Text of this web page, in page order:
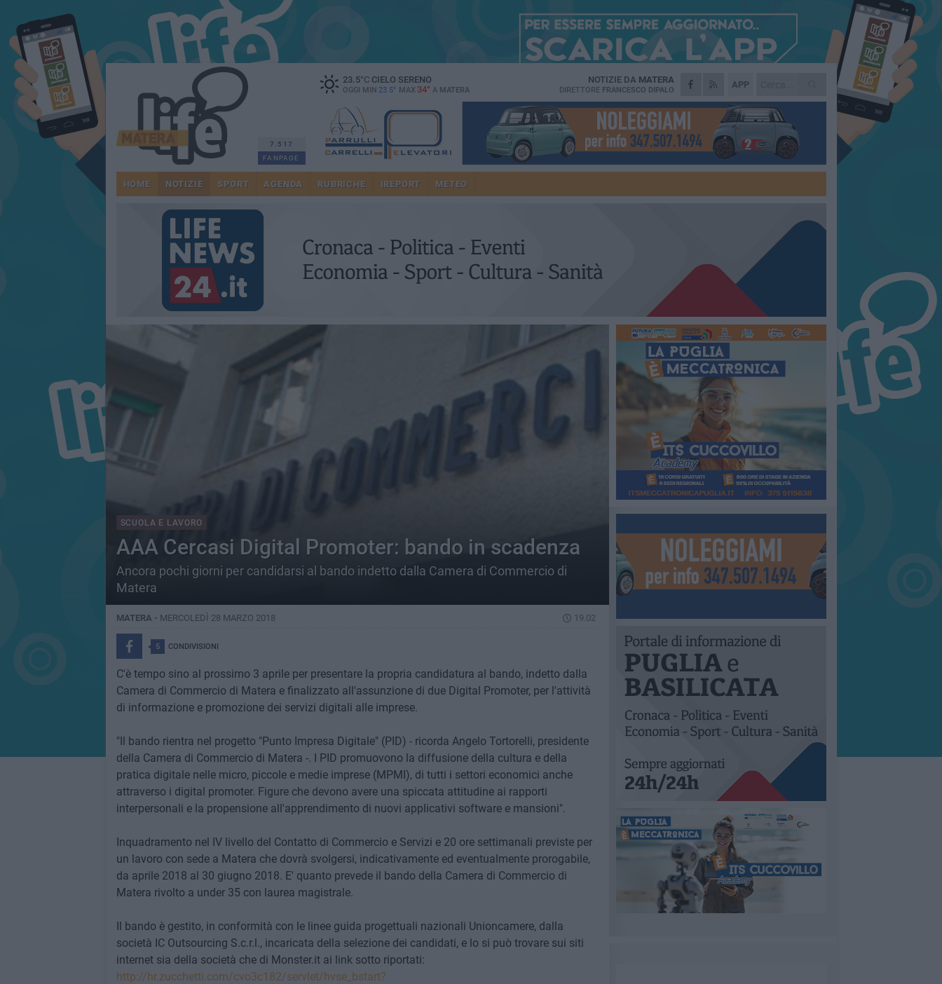
7.517
FANPAGE
23.5°CCIELO SERENO
OGGI MIN 23.5° MAX 34° A MATERA
APP
NOTIZIE DA MATERA
DIRETTORE FRANCESCO DIPALO
HOME NOTIZIE SPORT AGENDA RUBRICHE IREPORT METEO
SCUOLA E LAVORO
AAA Cercasi Digital Promoter: bando in scadenza
Ancora pochi giorni per candidarsi al bando indetto dalla Camera di Commercio di
Matera
MATERA - MERCOLEDÌ 28 MARZO 2018 19.02
5 CONDIVISIONI
C'è tempo sino al prossimo 3 aprile per presentare la propria candidatura al bando, indetto dalla
Camera di Commercio di Matera e finalizzato all'assunzione di due Digital Promoter, per l'attività
di informazione e promozione dei servizi digitali alle imprese.
"Il bando rientra nel progetto "Punto Impresa Digitale" (PID) - ricorda Angelo Tortorelli, presidente
della Camera di Commercio di Matera -. I PID promuovono la diffusione della cultura e della
pratica digitale nelle micro, piccole e medie imprese (MPMI), di tutti i settori economici anche
attraverso i digital promoter. Figure che devono avere una spiccata attitudine ai rapporti
interpersonali e la propensione all'apprendimento di nuovi applicativi software e mansioni".
Inquadramento nel IV livello del Contatto di Commercio e Servizi e 20 ore settimanali previste per
un lavoro con sede a Matera che dovrà svolgersi, indicativamente ed eventualmente prorogabile,
da aprile 2018 al 30 giugno 2018. E' quanto prevede il bando della Camera di Commercio di
Matera rivolto a under 35 con laurea magistrale.
Il bando è gestito, in conformità con le linee guida progettuali nazionali Unioncamere, dalla
società IC Outsourcing S.c.r.l., incaricata della selezione dei candidati, e lo si può trovare sui siti
internet sia della società che di Monster.it ai link sotto riportati:
http://hr.zucchetti.com/cvo3c182/servlet/hvse_bstart?